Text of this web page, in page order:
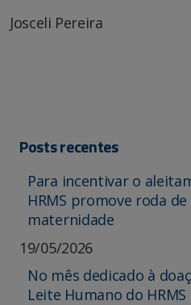
Josceli Pereira
Posts recentes
Para incentivar o
HRMS promove roda
maternidade
19/05/2026
No mês dedicado à
Leite Humano do